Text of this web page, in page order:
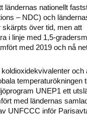
ländernas nationellt
– NDC) och
skärpts över tid, men att
i linje med 1,5-
med 2019 och nå
och
temperaturökningen
UNEP1 ett
med ländernas
UNFCCC inför